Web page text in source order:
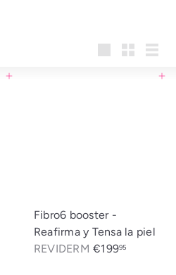
Agregar al carrito Agregar al carrito
Fibro6 booster -
Reafirma y Tensa la piel
REVIDERM€19995